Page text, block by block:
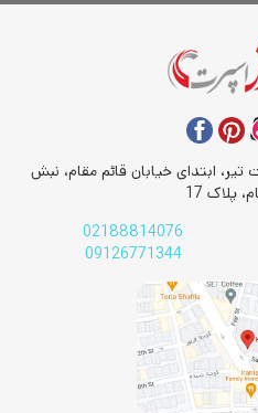
ابتدای خیابان قائم مقام، نبش
پلاک 17
02188814076
09126771344